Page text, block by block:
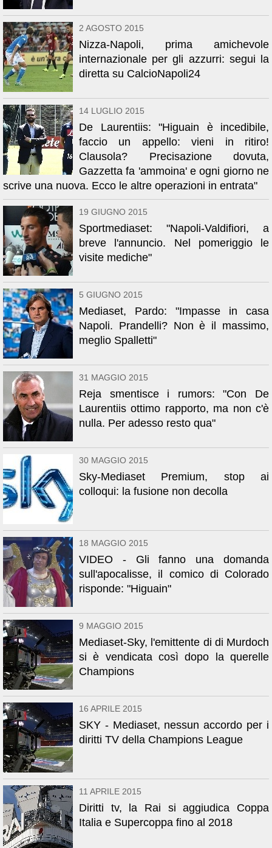
2 AGOSTO 2015
Nizza-Napoli, prima amichevole
internazionale per gli azzurri: segui la
diretta su CalcioNapoli24
14 LUGLIO 2015
De Laurentiis: "Higuain è incedibile,
faccio un appello: vieni in ritiro!
Clausola? Precisazione dovuta,
Gazzetta fa 'ammoina' e ogni giorno ne
scrive una nuova. Ecco le altre operazioni in entrata"
19 GIUGNO 2015
Sportmediaset: "Napoli-Valdifiori, a
breve l'annuncio. Nel pomeriggio le
visite mediche"
5 GIUGNO 2015
Mediaset, Pardo: "Impasse in casa
Napoli. Prandelli? Non è il massimo,
meglio Spalletti"
31 MAGGIO 2015
Reja smentisce i rumors: "Con De
Laurentiis ottimo rapporto, ma non c'è
nulla. Per adesso resto qua"
30 MAGGIO 2015
Sky-Mediaset Premium, stop ai
colloqui: la fusione non decolla
18 MAGGIO 2015
VIDEO - Gli fanno una domanda
sull'apocalisse, il comico di Colorado
risponde: "Higuain"
9 MAGGIO 2015
Mediaset-Sky, l'emittente di di Murdoch
si è vendicata così dopo la querelle
Champions
16 APRILE 2015
SKY - Mediaset, nessun accordo per i
diritti TV della Champions League
11 APRILE 2015
Diritti tv, la Rai si aggiudica Coppa
Italia e Supercoppa fino al 2018